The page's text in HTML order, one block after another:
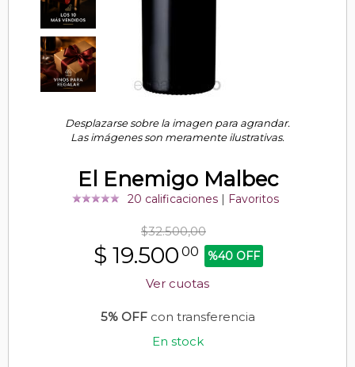
Desplazarse sobre la imagen para agrandar.
Las imágenes son meramente ilustrativas.
El Enemigo Malbec
20 calificaciones| Favoritos
$32.500,00
$ 19.500 00 %40 OFF
Ver cuotas
5% OFFcon transferencia
En stock